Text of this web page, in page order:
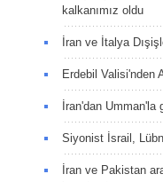
kalkanımız oldu
İran ve İtalya
Erdebil Valisi'nden
İran'dan Umman'la
Siyonist İsrail,
İran ve Pakistan